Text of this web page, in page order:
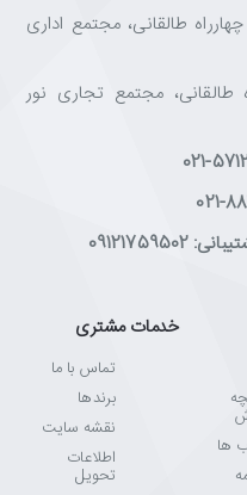
طالقانی، مجتمع اداری
طالقانی، مجتمع تجاری نور
ها
خدمات مشتری
تماس با ما
برندها
نقشه سایت
اطلاعات
تحویل